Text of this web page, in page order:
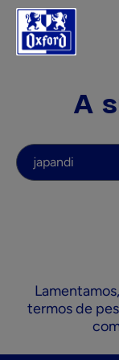
Saltar para o
A
A sua pesquisa
termos de